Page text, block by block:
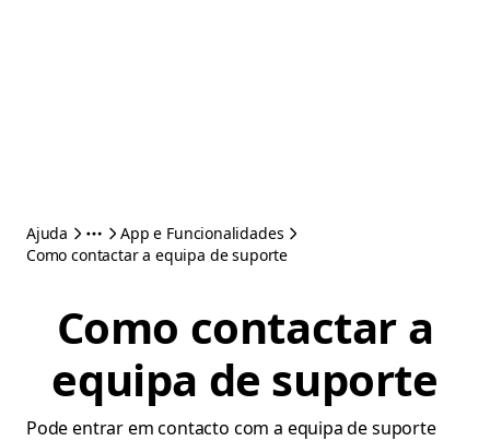
Ajuda
App e Funcionalidades
Como contactar a equipa de suporte
Como contactar a
equipa de suporte
Pode entrar em contacto com a equipa de suporte